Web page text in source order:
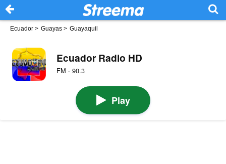
Ecuador > Guayas > Guayaquil
Ecuador Radio HD
FM · 90.3
Play